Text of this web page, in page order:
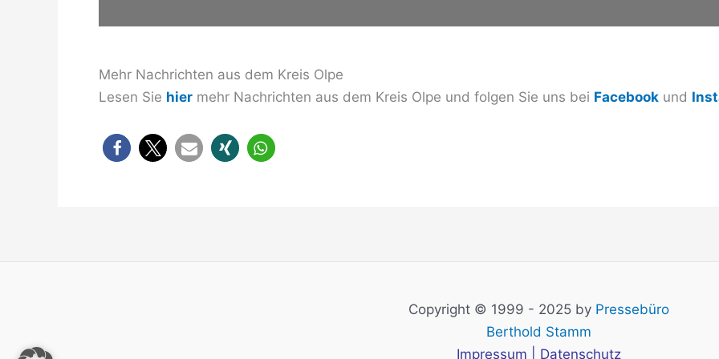
Mehr Nachrichten aus dem Kreis Olpe
Lesen Sie hier mehr Nachrichten aus dem Kreis Olpe und folgen Sie uns bei Facebook und
Copyright © 1999 - 2025 by Pressebüro
Berthold Stamm
Impressum
Datenschutz